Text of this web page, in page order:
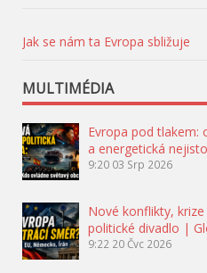
Jak se nám ta Evropa sbližuje
MULTIMÉDIA
Evropa pod tlakem:
a energetická
9:20 03 Srp 2026
Nové konflikty,
politické divadlo |
9:22 20 Čvc 2026